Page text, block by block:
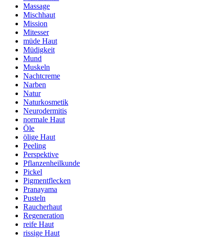
Massage
Mischhaut
Mission
Mitesser
müde Haut
Müdigkeit
Mund
Muskeln
Nachtcreme
Narben
Natur
Naturkosmetik
Neurodermitis
normale Haut
Öle
ölige Haut
Peeling
Perspektive
Pflanzenheilkunde
Pickel
Pigmentflecken
Pranayama
Pusteln
Raucherhaut
Regeneration
reife Haut
rissige Haut